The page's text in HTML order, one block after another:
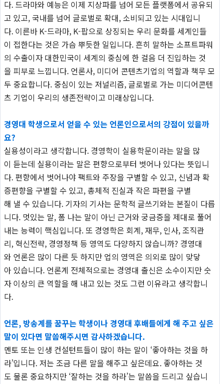
다. 드라마와 예능은 이제 지상파를 넘어 모든 플랫폼에서 공유되
고 있고, 국내를 넘어 글로벌로 확대, 소비되고 있는 시대입니
다. 이른바 K-드라마, K-팝으로 상징되는 우리 문화를 세계인들
이 접한다는 것은 가슴 뿌듯한 일입니다. 흔히 말하는 소프트파워
의 수출이자 대한민국이 세계의 중심에 한 걸음 더 진입하는 것
을 피부로 느낍니다. 언론사, 미디어 콘텐츠기업의 역할과 책무 모
두 중요합니다. 중심이 있는 저널리즘, 글로벌로 가는 미디어콘텐
츠 기업이 우리의 생존전략이고 미래상입니다.
경영대 학생으로서 얻을 수 있는 언론인으로서의 강점이 있을까
요?
실용성이라고 생각합니다. 경영학이 실용학문이라는 말을 많
이 듣는데 실용이라는 말은 편향으로부터 벗어나 있다는 뜻입니
다. 편향에서 벗어나야 팩트와 주장을 구별할 수 있고, 신념과 확
증편향을 구별할 수 있고, 총체적 진실과 작은 파편을 구별
해 낼 수 있습니다. 기자의 기사는 문학적 글쓰기와는 본질이 다릅
니다. 멋있는 말, 폼 나는 말이 아닌 근거와 궁금증을 제대로 풀어
내는 능력이 핵심입니다. 또 경영학은 회계, 재무, 인사, 조직관
리, 혁신전략, 경영정책 등 영역도 다양하지 않습니까? 경영대
와 언론은 많이 다른 듯 하지만 업의 영역은 의외로 많이 맞닿
아 있습니다. 언론계 전체적으로는 경영대 출신은 소수이지만 숫
자 이상의 큰 역할을 해 내고 있는 것도 그런 이유라고 생각합니
다.
언론, 방송계를 꿈꾸는 학생이나 경영대 후배들에게 해 주고 싶은
말이 있다면 말씀해주시면 감사하겠습니다.
멘토 또는 인생 컨설턴트들이 많이 하는 말이 ‘좋아하는 것을 하
라’입니다. 저는 조금 다른 말을 해주고 싶은데요. 좋아하는 것
도 물론 중요하지만 ‘잘하는 것을 하라’는 말씀을 드리고 싶습니